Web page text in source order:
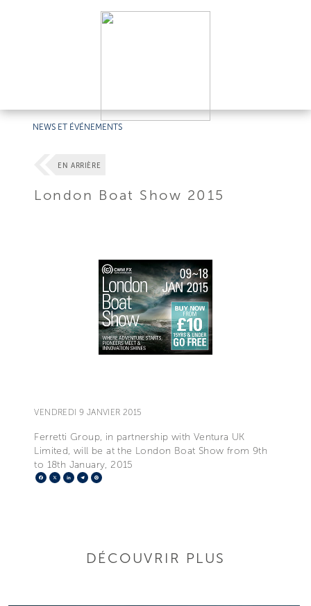
NEWS ET ÉVÉNEMENTS
EN ARRIÈRE
London Boat Show 2015
VENDREDI 9 JANVIER 2015
Ferretti Group, in partnership with Ventura UK
Limited, will be at the London Boat Show from 9th
to 18th January, 2015
Facebook
X LinkedIn
Telegram
DÉCOUVRIR PLUS